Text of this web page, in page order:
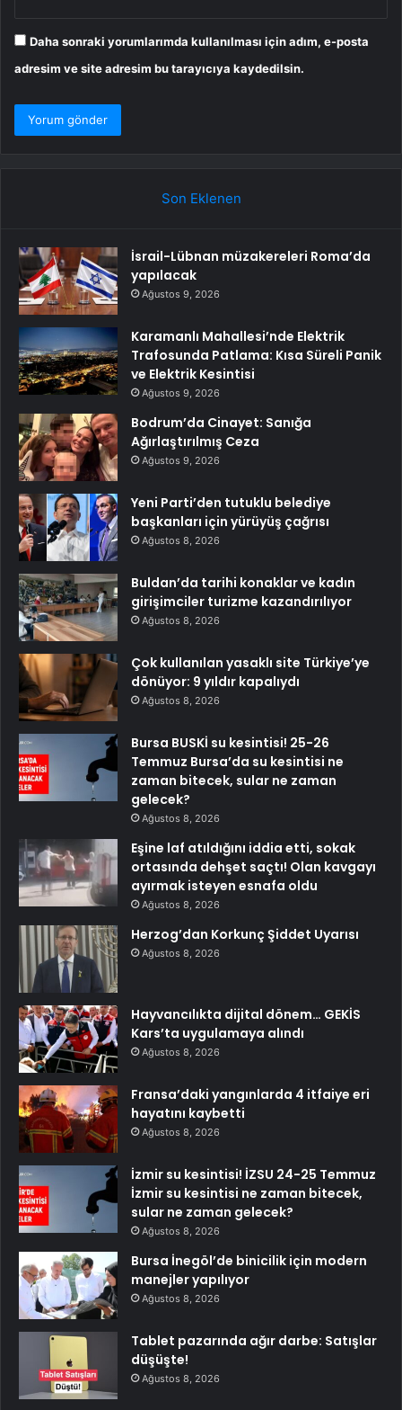
Daha sonraki yorumlarımda kullanılması için adım, e-posta
adresim ve site adresim bu tarayıcıya kaydedilsin.
Son Eklenen
İsrail-Lübnan müzakereleri Roma’da
yapılacak
Ağustos 9, 2026
Karamanlı Mahallesi’nde Elektrik
Trafosunda Patlama: Kısa Süreli Panik
ve Elektrik Kesintisi
Ağustos 9, 2026
Bodrum’da Cinayet: Sanığa
Ağırlaştırılmış Ceza
Ağustos 9, 2026
Yeni Parti’den tutuklu belediye
başkanları için yürüyüş çağrısı
Ağustos 8, 2026
Buldan’da tarihi konaklar ve kadın
girişimciler turizme kazandırılıyor
Ağustos 8, 2026
Çok kullanılan yasaklı site Türkiye’ye
dönüyor: 9 yıldır kapalıydı
Ağustos 8, 2026
Bursa BUSKİ su kesintisi! 25-26
Temmuz Bursa’da su kesintisi ne
zaman bitecek, sular ne zaman
gelecek?
Ağustos 8, 2026
Eşine laf atıldığını iddia etti, sokak
ortasında dehşet saçtı! Olan kavgayı
ayırmak isteyen esnafa oldu
Ağustos 8, 2026
Herzog’dan Korkunç Şiddet Uyarısı
Ağustos 8, 2026
Hayvancılıkta dijital dönem… GEKİS
Kars’ta uygulamaya alındı
Ağustos 8, 2026
Fransa’daki yangınlarda 4 itfaiye eri
hayatını kaybetti
Ağustos 8, 2026
İzmir su kesintisi! İZSU 24-25 Temmuz
İzmir su kesintisi ne zaman bitecek,
sular ne zaman gelecek?
Ağustos 8, 2026
Bursa İnegöl’de binicilik için modern
manejler yapılıyor
Ağustos 8, 2026
Tablet pazarında ağır darbe: Satışlar
düşüşte!
Ağustos 8, 2026